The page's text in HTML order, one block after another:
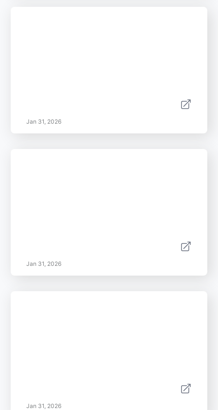
Jan 31, 2026
Jan 31, 2026
Jan 31, 2026